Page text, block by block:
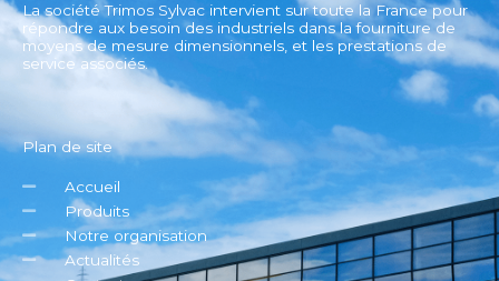
La société Trimos Sylvac intervient sur toute la France pour
répondre aux besoin des industriels dans la fourniture de
moyens de mesure dimensionnels, et les prestations de
service associés.
Plan de site
Accueil
Produits
Notre organisation
Actualités